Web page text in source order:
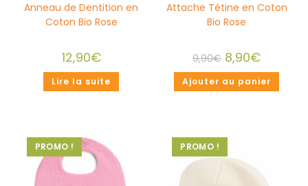
Anneau de Dentition en
Coton Bio Rose
12,90€
Lire la suite
Attache Tétine en Coton
Bio Rose
9,90€ 8,90€
Ajouter au panier
PROMO ! PROMO !